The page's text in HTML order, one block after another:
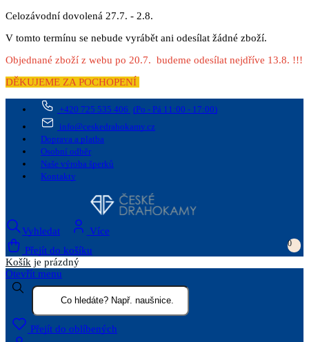
Celozávodní dovolená 27.7. - 2.8.
V tomto termínu se nebude vyrábět ani odesílat žádné zboží.
Objednané zboží z webu po 20.7. budeme odesílat nejdříve 13.8. !!!
DĚKUJEME ZA POCHOPENÍ
+420 725 535 406 (Po - Pá 11:00 - 17:00)
info@ceskedrahokamy.cz
Doprava a platba
Osobní odběr
Naše výroba šperků
Kontakty
Vyhledat
Více
Přejít do košíku
0
Košík je prázdný
Otevřít menu
Přejít do oblíbených